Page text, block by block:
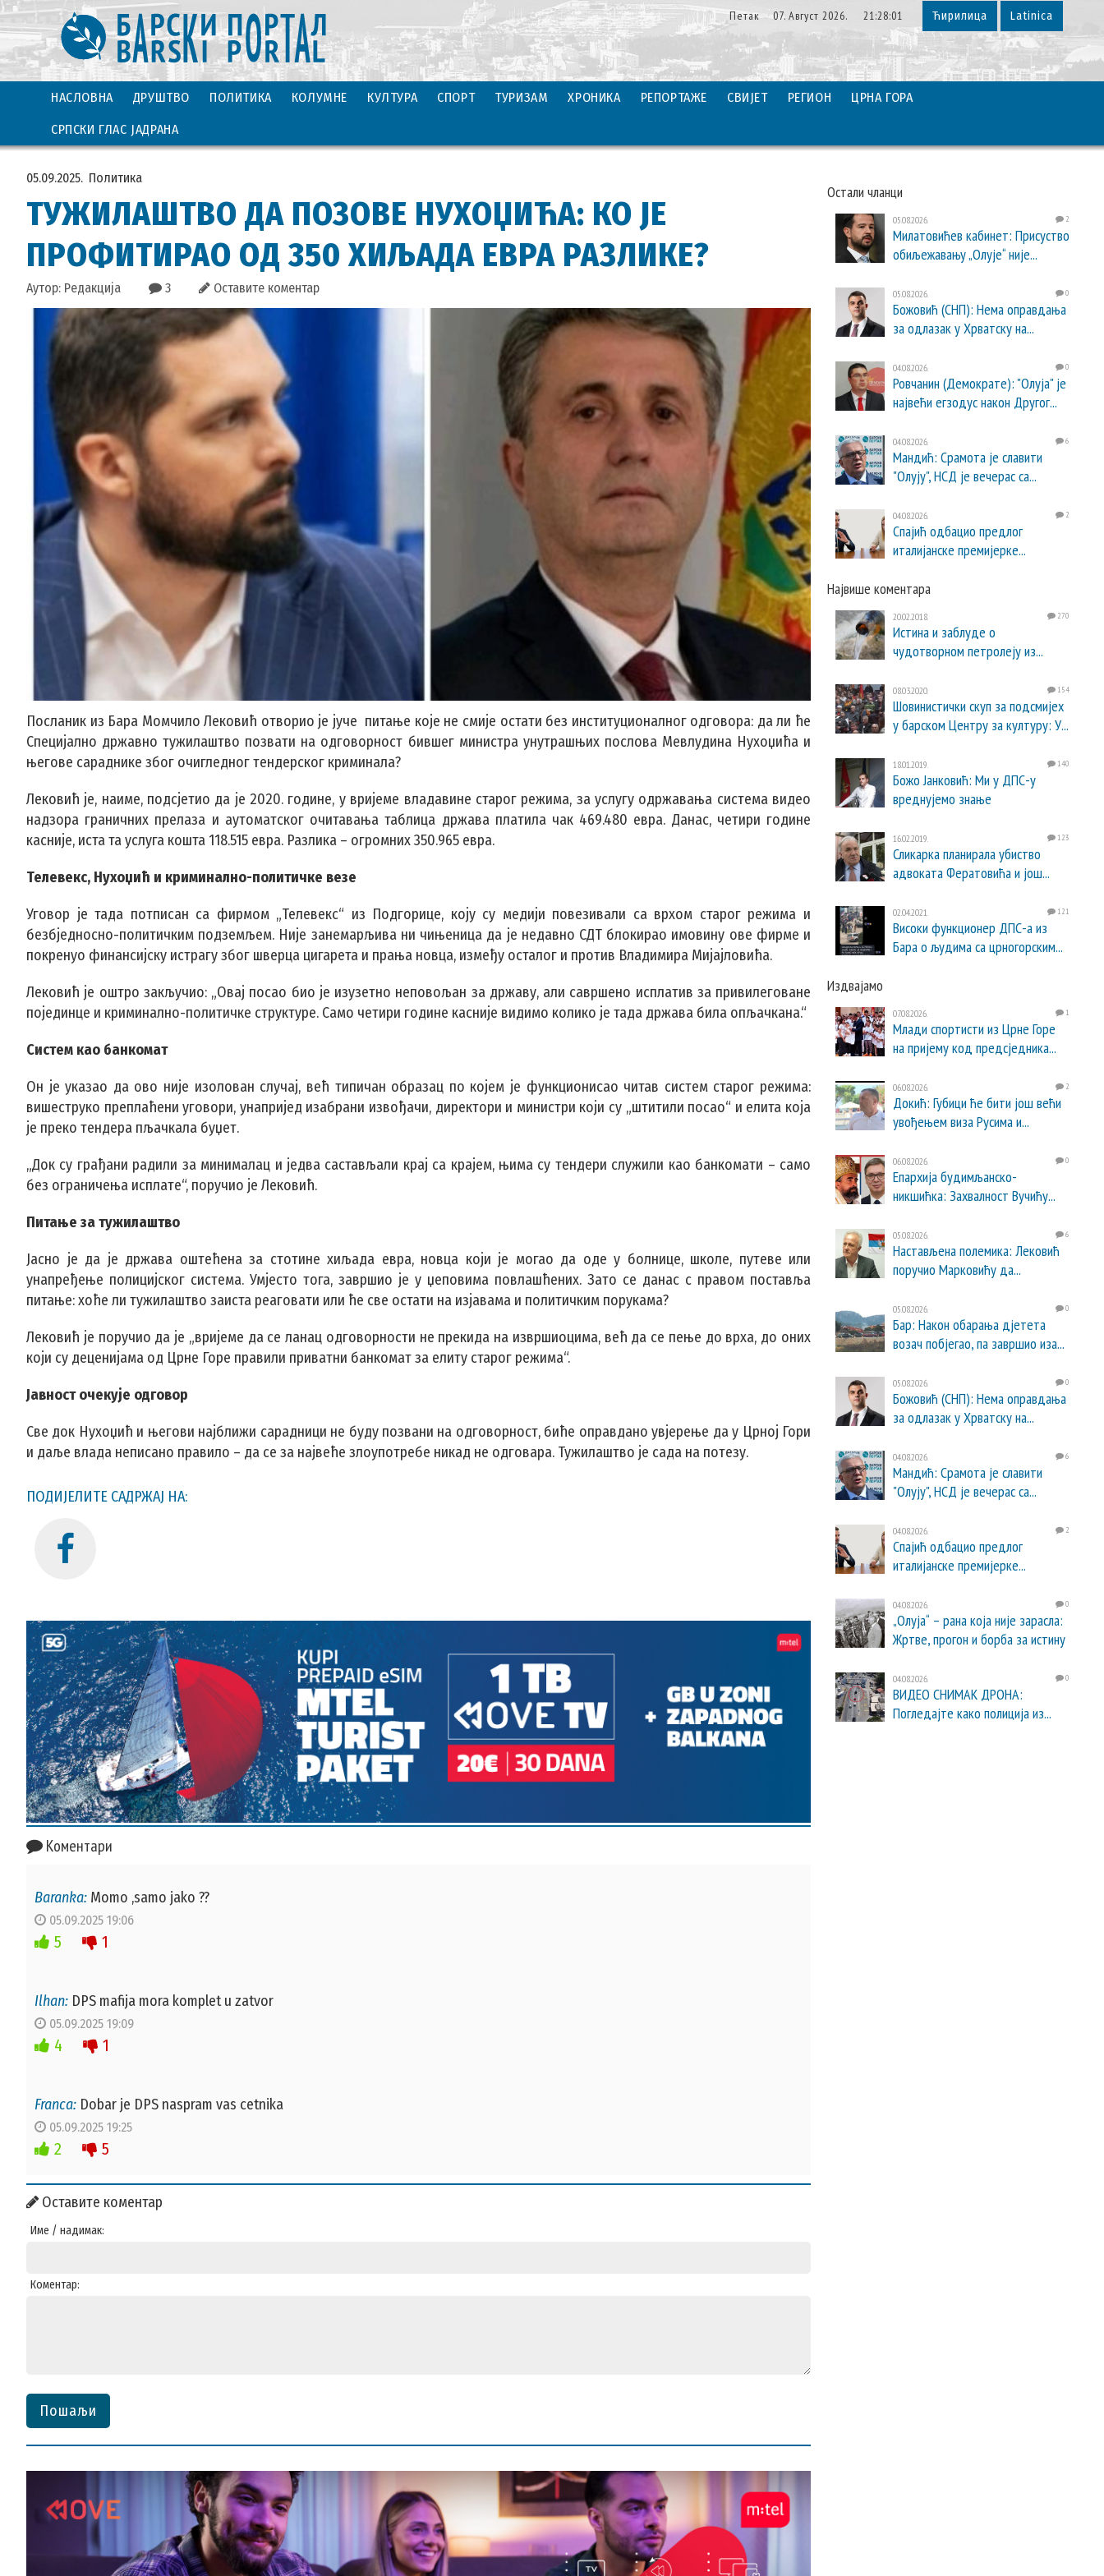
Петак 07. Август 2026. 21:28:02 Ћирилица Latinica
НАСЛОВНА ДРУШТВО ПОЛИТИКА КОЛУМНЕ КУЛТУРА СПОРТ ТУРИЗАМ ХРОНИКА РЕПОРТАЖЕ СВИЈЕТ РЕГИОН ЦРНА ГОРА
СРПСКИ ГЛАС ЈАДРАНА
05.09.2025. Политика
ТУЖИЛАШТВО ДА ПОЗОВЕ НУХОЏИЋА: КО ЈЕ
ПРОФИТИРАО ОД 350 ХИЉАДА ЕВРА РАЗЛИКЕ?
Аутор: Редакција 3 Оставите коментар
Посланик из Бара Момчило Лековић отворио је јуче питање које не смије остати без институционалног одговора: да ли ће
Специјално државно тужилаштво позвати на одговорност бившег министра унутрашњих послова Мевлудина Нухоџића и
његове сараднике због очигледног тендерског криминала?
Лековић је, наиме, подсјетио да је 2020. године, у вријеме владавине старог режима, за услугу одржавања система видео
надзора граничних прелаза и аутоматског очитавања таблица држава платила чак 469.480 евра. Данас, четири године
касније, иста та услуга кошта 118.515 евра. Разлика – огромних 350.965 евра.
Телевекс, Нухоџић и криминално-политичке везе
Уговор је тада потписан са фирмом „Телевекс“ из Подгорице, коју су медији повезивали са врхом старог режима и
безбједносно-политичким подземљем. Није занемарљива ни чињеница да је недавно СДТ блокирао имовину ове фирме и
покренуо финансијску истрагу због шверца цигарета и прања новца, између осталог и против Владимира Мијајловића.
Лековић је оштро закључио: „Овај посао био је изузетно неповољан за државу, али савршено исплатив за привилеговане
појединце и криминално-политичке структуре. Само четири године касније видимо колико је тада држава била опљачкана.“
Систем као банкомат
Он је указао да ово није изолован случај, већ типичан образац по којем је функционисао читав систем старог режима:
вишеструко преплаћени уговори, унапријед изабрани извођачи, директори и министри који су „штитили посао“ и елита која
је преко тендера пљачкала буџет.
„Док су грађани радили за минималац и једва састављали крај са крајем, њима су тендери служили као банкомати – само
без ограничења исплате“, поручио је Лековић.
Питање за тужилаштво
Јасно је да је држава оштећена за стотине хиљада евра, новца који је могао да оде у болнице, школе, путеве или
унапређење полицијског система. Умјесто тога, завршио је у џеповима повлашћених. Зато се данас с правом поставља
питање: хоће ли тужилаштво заиста реаговати или ће све остати на изјавама и политичким порукама?
Лековић је поручио да је „вријеме да се ланац одговорности не прекида на извршиоцима, већ да се пење до врха, до оних
који су деценијама од Црне Горе правили приватни банкомат за елиту старог режима“.
Јавност очекује одговор
Све док Нухоџић и његови најближи сарадници не буду позвани на одговорност, биће оправдано увјерење да у Црној Гори
и даље влада неписано правило – да се за највеће злоупотребе никад не одговара. Тужилаштво је сада на потезу.
ПОДИЈЕЛИТЕ САДРЖАЈ НА:
Коментари
Baranka: Momo ,samo jako ??
05.09.2025 19:06
5 1
Ilhan: DPS mafija mora komplet u zatvor
05.09.2025 19:09
4 1
Franca: Dobar je DPS naspram vas cetnika
05.09.2025 19:25
2 5
Оставите коментар
Име / надимак:
Коментар:
Пошаљи
Остали чланци
05.08.2026. 2
Милатовићев кабинет: Присуство
обиљежавању „Олује“ није...
05.08.2026. 0
Божовић (СНП): Нема оправдања
за одлазак у Хрватску на...
04.08.2026. 0
Ровчанин (Демократе): "Олуја" је
највећи егзодус након Другог...
04.08.2026. 6
Мандић: Срамота је славити
"Олују", НСД је вечерас са...
04.08.2026. 2
Спајић одбацио предлог
италијанске премијерке...
Највише коментара
20.02.2018. 270
Истина и заблуде о
чудотворном петролеју из...
08.03.2020. 154
Шовинистички скуп за подсмијех
у барском Центру за културу: У...
18.01.2019. 140
Божо Јанковић: Ми у ДПС-у
вреднујемо знање
16.02.2019. 123
Сликарка планирала убиство
адвоката Фератовића и још...
02.04.2021. 121
Високи функционер ДПС-а из
Бара о људима са црногорским...
Издвајамо
07.08.2026. 1
Млади спортисти из Црне Горе
на пријему код предсједника...
06.08.2026. 2
Докић: Губици ће бити још већи
увођењем виза Русима и...
06.08.2026. 0
Епархија будимљанско-
никшићка: Захвалност Вучићу...
05.08.2026. 6
Настављена полемика: Лековић
поручио Марковићу да...
05.08.2026. 0
Бар: Након обарања дјетета
возач побјегао, па завршио иза...
05.08.2026. 0
Божовић (СНП): Нема оправдања
за одлазак у Хрватску на...
04.08.2026. 6
Мандић: Срамота је славити
"Олују", НСД је вечерас са...
04.08.2026. 2
Спајић одбацио предлог
италијанске премијерке...
04.08.2026. 0
„Олуја“ – рана која није зарасла:
Жртве, прогон и борба за истину
04.08.2026. 0
ВИДЕО СНИМАК ДРОНА:
Погледајте како полиција из...